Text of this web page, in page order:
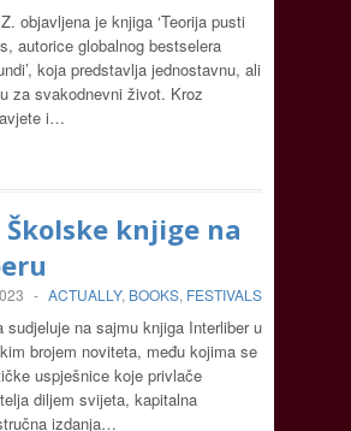
objavljena je knjiga ‘Teorija pusti
autorice globalnog bestselera
koja predstavlja jednostavnu, ali
za svakodnevni život. Kroz
i…
knjige na
- ACTUALLY, BOOKS, FESTIVALS
sudjeluje na sajmu knjiga Interliber u
brojem noviteta, među kojima se
uspješnice koje privlače
diljem svijeta, kapitalna
izdanja…